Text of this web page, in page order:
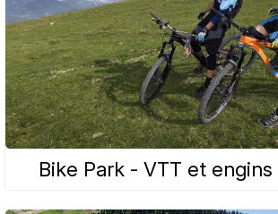
Bike Park - VTT et